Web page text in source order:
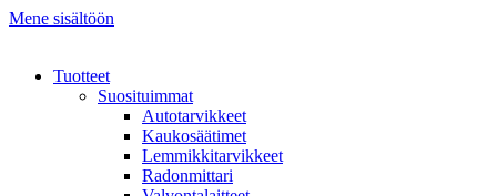
Mene sisältöön
Tuotteet
Suosituimmat
Autotarvikkeet
Kaukosäätimet
Lemmikkitarvikkeet
Radonmittari